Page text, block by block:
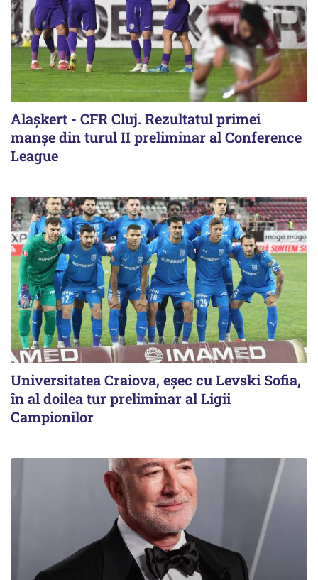
Alaşkert - CFR Cluj. Rezultatul primei
manșe din turul II preliminar al Conference
League
Universitatea Craiova, eșec cu Levski Sofia,
în al doilea tur preliminar al Ligii
Campionilor